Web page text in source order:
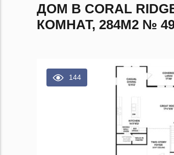
ДОМ В CORAL
КОМНАТ, 284М2 №
144